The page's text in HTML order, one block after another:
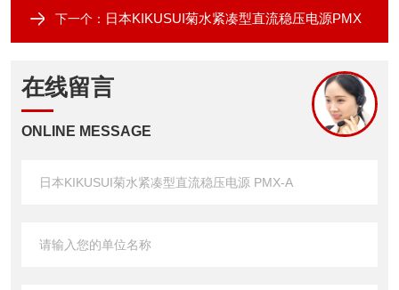
下一个： 日本KIKUSUI菊水紧凑型直流稳压电源PMX
在线留言
ONLINE MESSAGE